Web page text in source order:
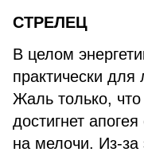
СТРЕЛЕЦ
В целом
практически
Жаль только,
достигнет
на мелочи. Из-за